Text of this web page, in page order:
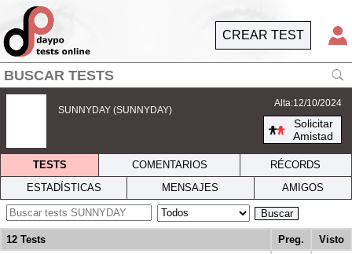
CREAR TEST
SUNNYDAY (SUNNYDAY)
Alta:12/10/2024
Solicitar
Amistad
TESTS COMENTARIOS
RÉCORDS
ESTADÍSTICAS
MENSAJES AMIGOS
Buscar
12 Tests Preg.
Visto